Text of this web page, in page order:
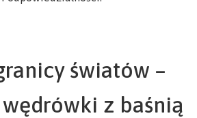
światów –
z baśnią